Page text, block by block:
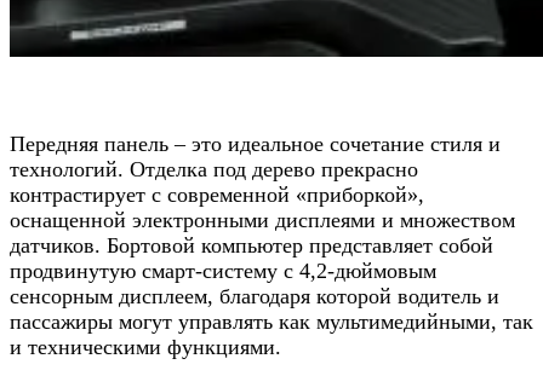
Передняя панель – это идеальное сочетание стиля и
технологий. Отделка под дерево прекрасно
контрастирует с современной «приборкой»,
оснащенной электронными дисплеями и множеством
датчиков. Бортовой компьютер представляет собой
продвинутую смарт-систему с 4,2-дюймовым
сенсорным дисплеем, благодаря которой водитель и
пассажиры могут управлять как мультимедийными, так
и техническими функциями.